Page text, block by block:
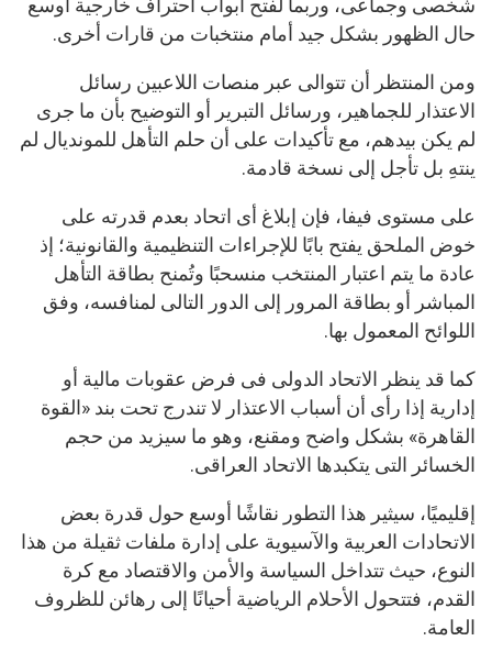
شخصى وجماعى، وربما لفتح أبواب احتراف خارجية أوسع
حال الظهور بشكل جيد أمام منتخبات من قارات أخرى.
ومن المنتظر أن تتوالى عبر منصات اللاعبين رسائل
الاعتذار للجماهير، ورسائل التبرير أو التوضيح بأن ما جرى
لم يكن بيدهم، مع تأكيدات على أن حلم التأهل للمونديال لم
ينتهِ بل تأجل إلى نسخة قادمة.
على مستوى فيفا، فإن إبلاغ أى اتحاد بعدم قدرته على
خوض الملحق يفتح بابًا للإجراءات التنظيمية والقانونية؛ إذ
عادة ما يتم اعتبار المنتخب منسحبًا وتُمنح بطاقة التأهل
المباشر أو بطاقة المرور إلى الدور التالى لمنافسه، وفق
اللوائح المعمول بها.
كما قد ينظر الاتحاد الدولى فى فرض عقوبات مالية أو
إدارية إذا رأى أن أسباب الاعتذار لا تندرج تحت بند «القوة
القاهرة» بشكل واضح ومقنع، وهو ما سيزيد من حجم
الخسائر التى يتكبدها الاتحاد العراقى.
إقليميًا، سيثير هذا التطور نقاشًا أوسع حول قدرة بعض
الاتحادات العربية والآسيوية على إدارة ملفات ثقيلة من هذا
النوع، حيث تتداخل السياسة والأمن والاقتصاد مع كرة
القدم، فتتحول الأحلام الرياضية أحيانًا إلى رهائن للظروف
العامة.